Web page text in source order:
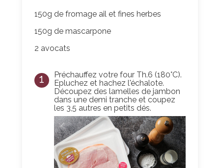
150g de fromage ail et fines herbes
150g de mascarpone
2 avocats
1
Préchauffez votre four Th.6 (180°C).
Epluchez et hachez l'échalote.
Découpez des lamelles de jambon
dans une demi tranche et coupez
les 3,5 autres en petits dés.